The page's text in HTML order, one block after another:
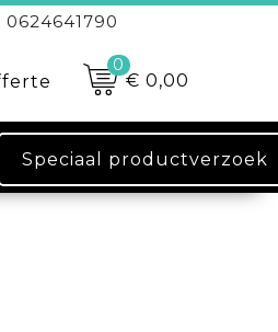
0
€ 0,00
Speciaal productverzoek